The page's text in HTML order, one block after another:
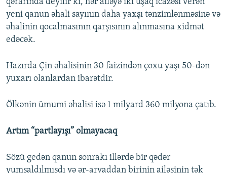
qərarında deyilir ki, hər ailəyə iki uşaq icazəsi verən
yeni qanun əhali sayının daha yaxşı tənzimlənməsinə və
əhalinin qocalmasının qarşısının alınmasına xidmət
edəcək.
Hazırda Çin əhalisinin 30 faizindən çoxu yaşı 50-dən
yuxarı olanlardan ibarətdir.
Ölkənin ümumi əhalisi isə 1 milyard 360 milyona çatıb.
Artım “partlayışı” olmayacaq
Sözü gedən qanun sonrakı illərdə bir qədər
yumşaldılmışdı və ər-arvaddan birinin ailəsinin tək